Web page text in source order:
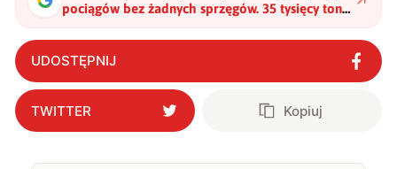
pociągów bez żadnych sprzęgów. 35 tysięcy ton
ruszyło jak jeden organizm"?
UDOSTĘPNIJ
TWITTER Kopiuj